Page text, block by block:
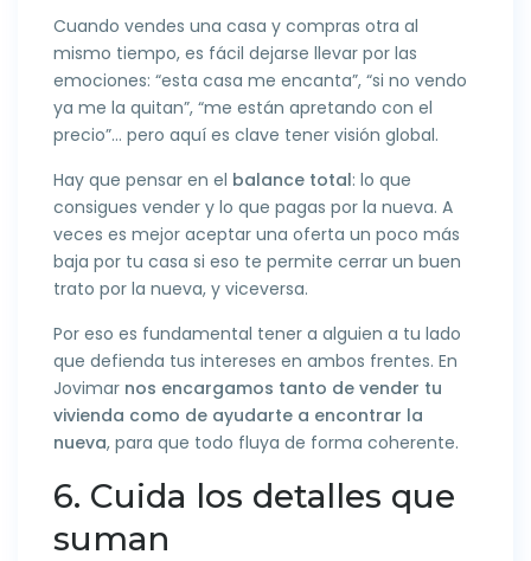
Cuando vendes una casa y compras otra al
mismo tiempo, es fácil dejarse llevar por las
emociones: “esta casa me encanta”, “si no vendo
ya me la quitan”, “me están apretando con el
precio”… pero aquí es clave tener visión global.
Hay que pensar en el balance total: lo que
consigues vender y lo que pagas por la nueva. A
veces es mejor aceptar una oferta un poco más
baja por tu casa si eso te permite cerrar un buen
trato por la nueva, y viceversa.
Por eso es fundamental tener a alguien a tu lado
que defienda tus intereses en ambos frentes. En
Jovimar nos encargamos tanto de vender tu
vivienda como de ayudarte a encontrar la
nueva, para que todo fluya de forma coherente.
6. Cuida los detalles que
suman